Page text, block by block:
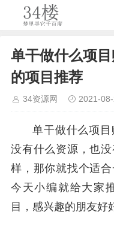
单干做什么项
的项目推荐
34资源网 2021-
单干做什么项
没有什么资源，也
样，那你就找个适
今天小编就给大家
目，感兴趣的朋友好